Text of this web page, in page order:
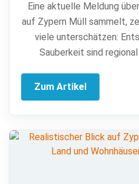
Eine aktuelle Meldung
auf Zypern Müll sammelt,
viele unterschätzen:
Sauberkeit sind
Zum Artikel